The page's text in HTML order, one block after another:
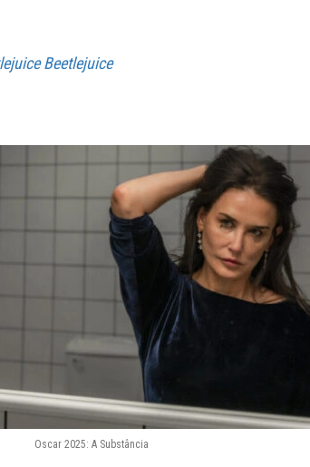
Beetlejuice
Oscar 2025: A Substância